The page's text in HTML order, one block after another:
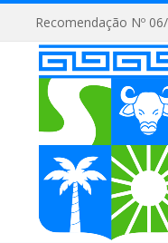
Recomendação Nº